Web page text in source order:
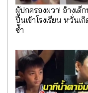
ผู้ปกครองผวา! อ้างเด็
ปืนเข้าโรงเรียน หวั่นเกิ
ซ้ำ